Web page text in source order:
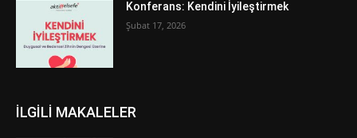
Konferans: Kendini İyileştirmek
Şubat 17, 2026
İLGİLİ MAKALELER